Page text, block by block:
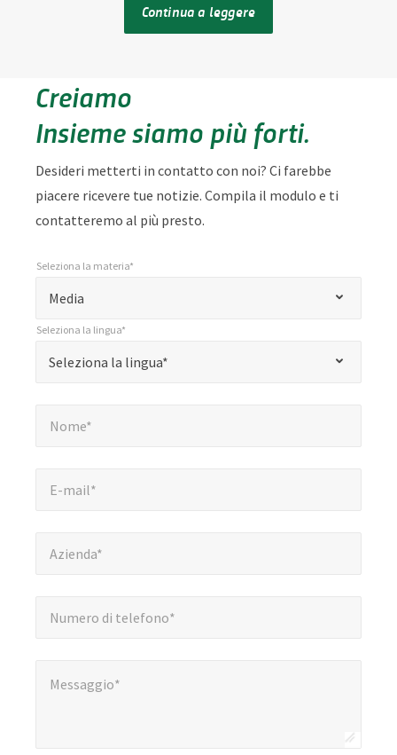
Continua a leggere
Creiamo
Insieme siamo più forti.
Desideri metterti in contatto con noi? Ci farebbe
piacere ricevere tue notizie. Compila il modulo e ti
contatteremo al più presto.
"
indica
obbligatori
Media
Seleziona la materia*
Seleziona la lingua*
Seleziona la lingua*
Nome*
E-mail*
Azienda*
Numero di telefono*
Messaggio*